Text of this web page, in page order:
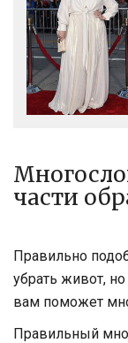
части
Правильно
убрать живот,
вам поможет
Правильный